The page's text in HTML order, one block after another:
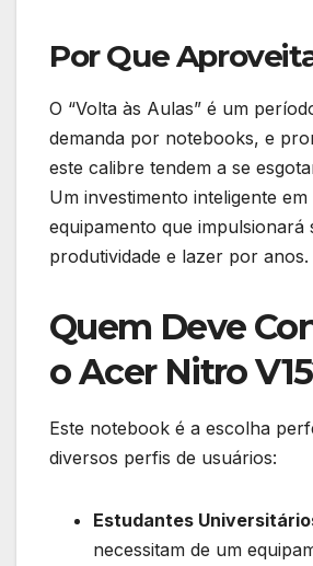
Por Que
O “Volta às Aulas” é um
demanda por notebooks, e
este calibre tendem a se
Um investimento inteligente em
equipamento que impulsionará
produtividade e lazer por anos.
Quem Deve
o Acer Nitro
Este notebook é a escolha
diversos perfis de usuários:
Estudantes
necessitam de um